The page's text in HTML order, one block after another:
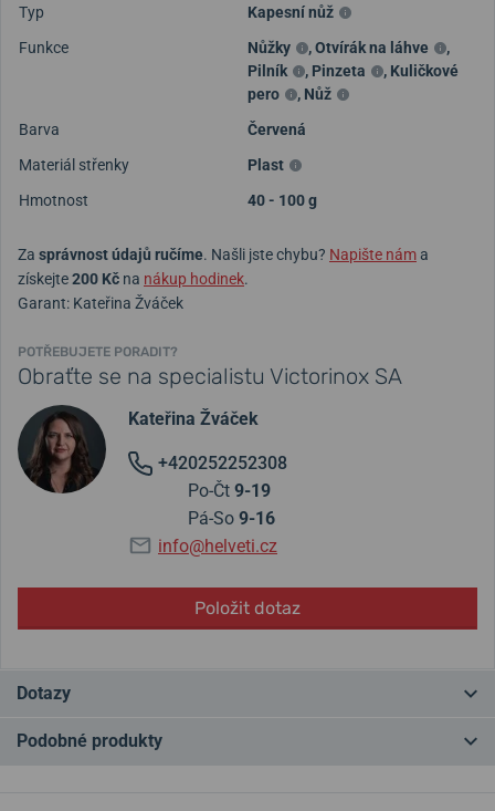
Typ
Kapesní nůž
Funkce
Nůžky ,Otvírák na láhve
,
Pilník
, Pinzeta , Kuličkové
pero
, Nůž
Barva
Červená
Materiál střenky
Plast
Hmotnost
40 - 100 g
Za správnost údajů ručíme. Našli jste chybu? Napište náma
získejte200 Kč na nákup hodinek.
Garant: Kateřina Žváček
POTŘEBUJETE PORADIT?
Obraťte se na specialistu Victorinox SA
Kateřina Žváček
+420252252308
Po-Čt 9-19
Pá-So 9-16
info@helveti.cz
Položit dotaz
Dotazy
Podobné produkty